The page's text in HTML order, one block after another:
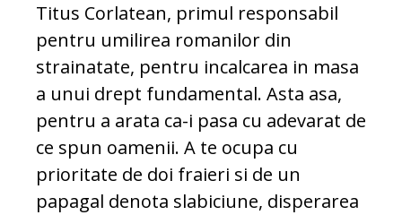
Titus Corlatean, primul responsabil
pentru umilirea romanilor din
strainatate, pentru incalcarea in masa
a unui drept fundamental. Asta asa,
pentru a arata ca-i pasa cu adevarat de
ce spun oamenii. A te ocupa cu
prioritate de doi fraieri si de un
papagal denota slabiciune, disperarea